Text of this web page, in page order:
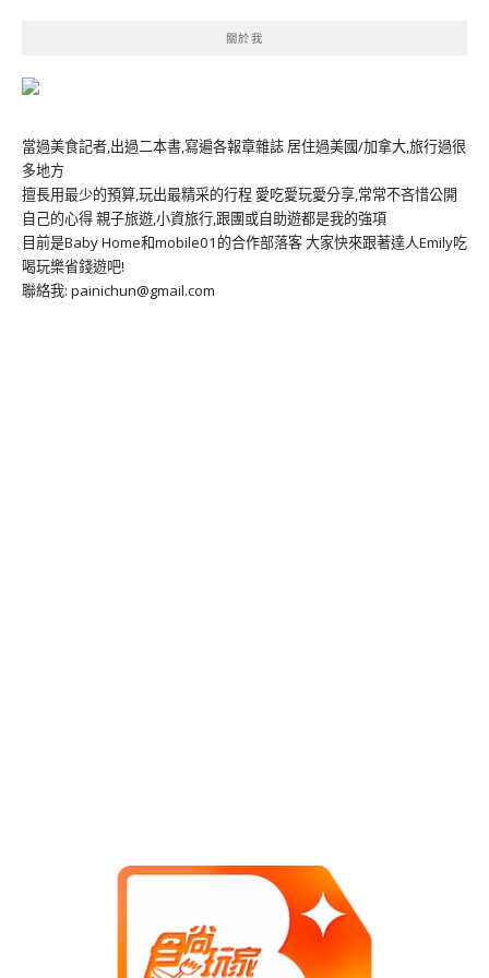
關於我
當過美食記者,出過二本書,寫遍各報章雜誌 居住過美國/加拿大,旅行過很
多地方
擅長用最少的預算,玩出最精采的行程 愛吃愛玩愛分享,常常不吝惜公開
自己的心得 親子旅遊,小資旅行,跟團或自助遊都是我的強項
目前是Baby Home和mobile01的合作部落客 大家快來跟著達人Emily吃
喝玩樂省錢遊吧!
聯絡我: painichun@gmail.com